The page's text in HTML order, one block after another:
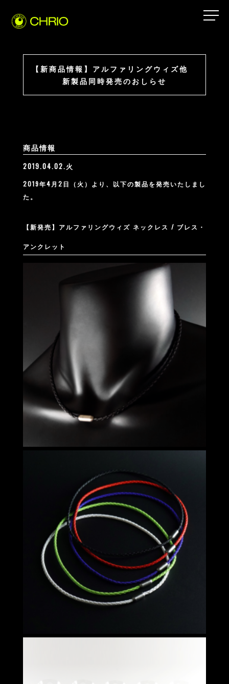
【新商品情報】アルファリングウィズ他
新製品同時発売のおしらせ
商品情報
2019.04.02.火
2019年4月2日（火）より、以下の製品を発売いたしまし
た。
【新発売】アルファリングウィズ ネックレス / ブレス・
アンクレット